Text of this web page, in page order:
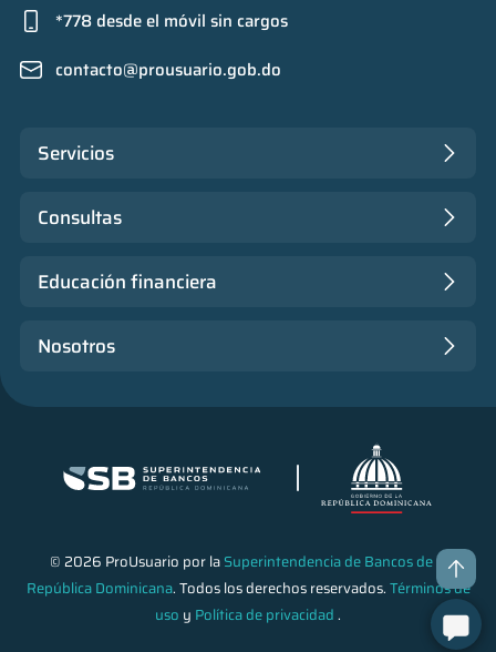
© 2026 ProUsuario por laSuperintendencia de Bancos de la
República Dominicana. Todos los derechos reservados.Términos de
uso y Política de privacidad.
*778 desde el móvil sin cargos
contacto@prousuario.gob.do
Servicios
Consultas
Educación financiera
Nosotros